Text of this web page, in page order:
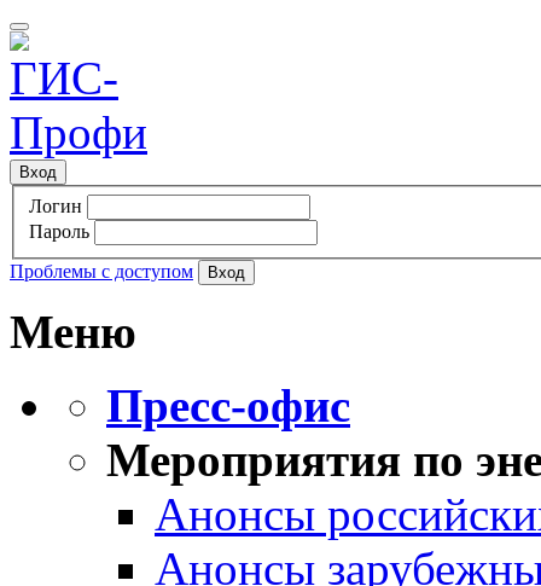
Вход
Логин
Пароль
Проблемы с доступом
Меню
Пресс-офис
Мероприятия по
Анонсы
Анонсы